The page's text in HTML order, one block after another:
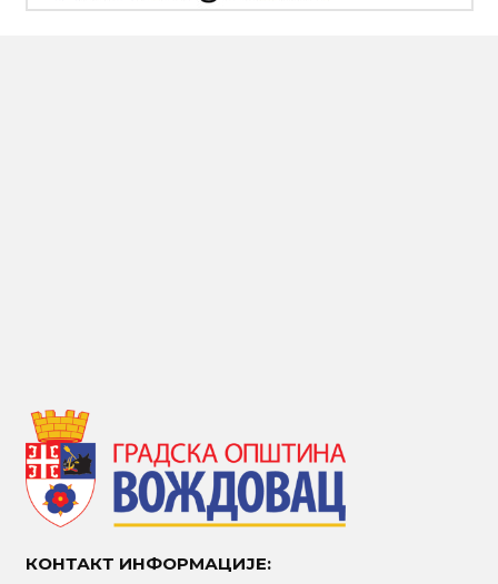
КОНТАКТ ИНФОРМАЦИЈЕ: